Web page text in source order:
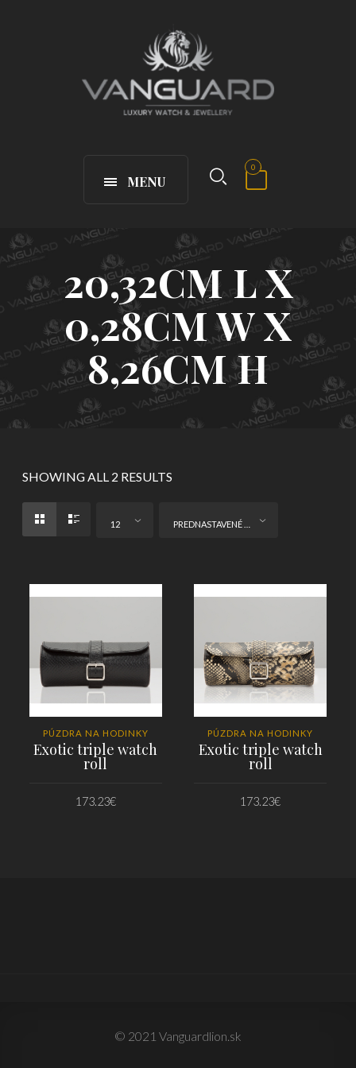
MENU
0
20,32CM L X
0,28CM W X
8,26CM H
SHOWING ALL 2 RESULTS
12
PÚZDRA NA HODINKY
Exotic triple watch
roll
173.23€
PÚZDRA NA HODINKY
Exotic triple watch
roll
173.23€
© 2021 Vanguardlion.sk